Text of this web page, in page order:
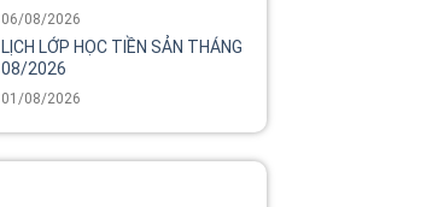
06/08/2026
LỊCH LỚP HỌC TIỀN SẢN THÁNG
08/2026
01/08/2026